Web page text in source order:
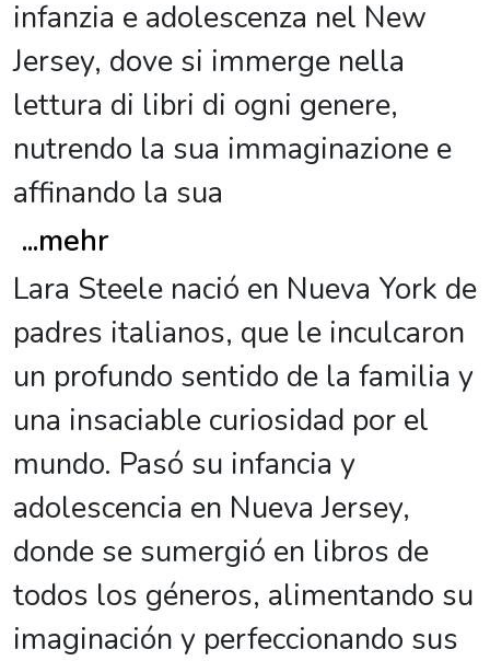
infanzia e adolescenza nel New
Jersey, dove si immerge nella
lettura di libri di ogni genere,
nutrendo la sua immaginazione e
affinando la sua
...mehr
Lara Steele nació en Nueva York de
padres italianos, que le inculcaron
un profundo sentido de la familia y
una insaciable curiosidad por el
mundo. Pasó su infancia y
adolescencia en Nueva Jersey,
donde se sumergió en libros de
todos los géneros, alimentando su
imaginación y perfeccionando sus